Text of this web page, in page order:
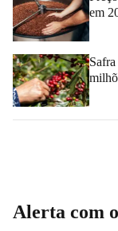
em
Alerta com